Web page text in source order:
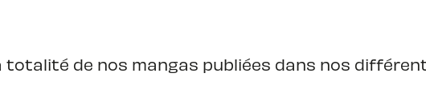
totalité de nos mangas publiées dans nos